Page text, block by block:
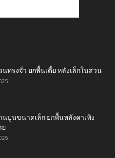
นทรงจั่ว ยกพื้นเตี้ย หลังเล็กในสวน
นปูนขนาดเล็ก ยกพื้นหลังคาเพิง
ย